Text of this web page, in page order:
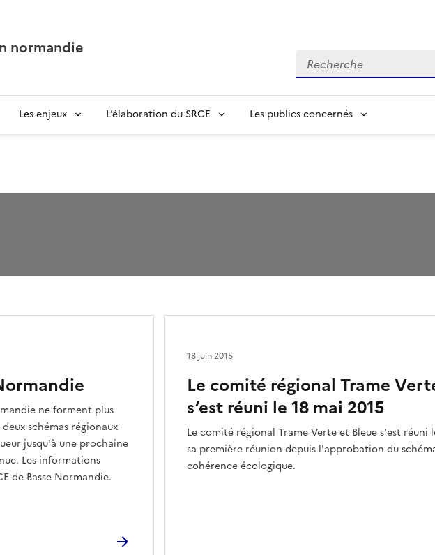
normandie Recherche
Les enjeux L’élaboration du SRCE Les publics concernés
ne forment plus
schémas régionaux
jusqu'à une prochaine
Les informations
de Basse-Normandie.
Le comité régional Trame
s’est réuni le 18 mai 2015
Le comité régional Trame Verte et Bleue s'est réuni
sa première réunion depuis l'approbation du
cohérence écologique.
18 juin 2015